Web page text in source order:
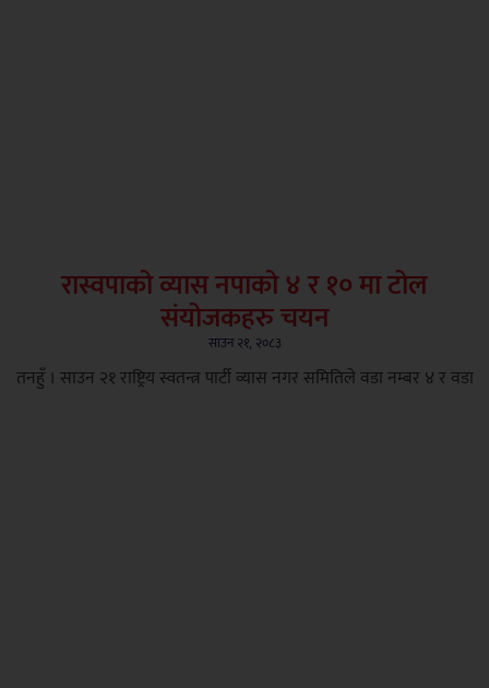
रास्वपाको व्यास नपाको ४ र १० मा टोल
संयोजकहरु चयन
साउन २१, २०८३
तनहुँ । साउन २१ राष्ट्रिय स्वतन्त्र पार्टी व्यास नगर समितिले वडा नम्बर ४ र वडा